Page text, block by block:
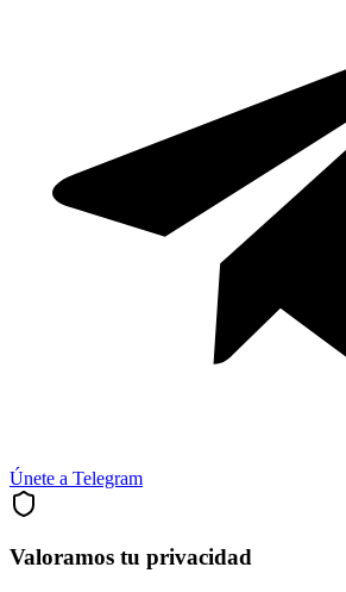
Únete a Telegram
Valoramos tu privacidad